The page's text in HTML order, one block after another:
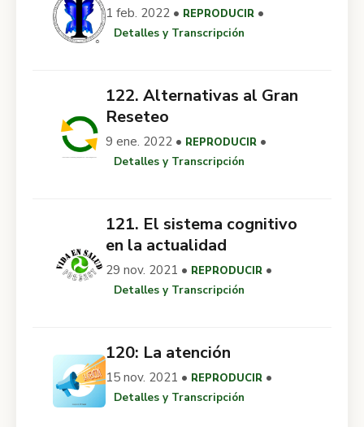
1 feb. 2022 • REPRODUCIR •
Detalles y Transcripción
122. Alternativas al Gran
Reseteo
9 ene. 2022 • REPRODUCIR •
Detalles y Transcripción
121. El sistema cognitivo
en la actualidad
29 nov. 2021 • REPRODUCIR •
Detalles y Transcripción
120: La atención
15 nov. 2021 • REPRODUCIR •
Detalles y Transcripción